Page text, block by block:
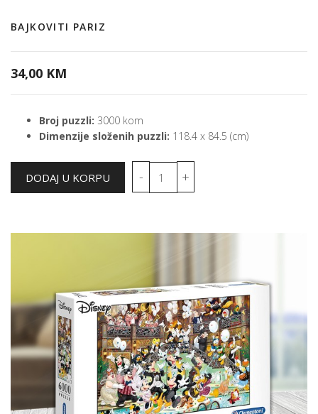
BAJKOVITI PARIZ
34,00 KM
Broj puzzli: 3000 kom
Dimenzije složenih puzzli: 118.4 x 84.5 (cm)